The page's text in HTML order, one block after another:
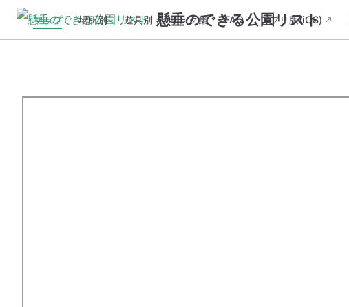
懸垂のできる公園リスト
マップ 場所別 遊具別 リンク集 FAQ アプリ版(iOS)